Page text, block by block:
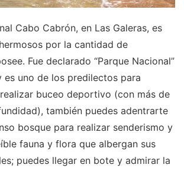
Cabo Cabrón, en Las Galeras, es
por la cantidad de
Fue declarado “Parque Nacional”
es uno de los predilectos para
buceo deportivo (con más de
también puedes adentrarte
bosque para realizar senderismo y
fauna y flora que albergan sus
puedes llegar en bote y admirar la